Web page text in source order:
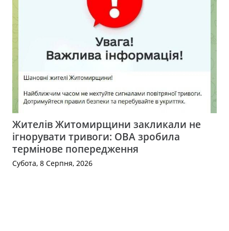
Жителів Житомирщини закликали не
ігнорувати тривоги: ОВА зробила
термінове попередження
Субота, 8 Серпня, 2026